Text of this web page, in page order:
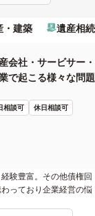
・建築 遺産相続
会社・サービサー・
で起こる様々な問題
相談可
休日相談可
験豊富。その他債権回
っており企業経営の悩